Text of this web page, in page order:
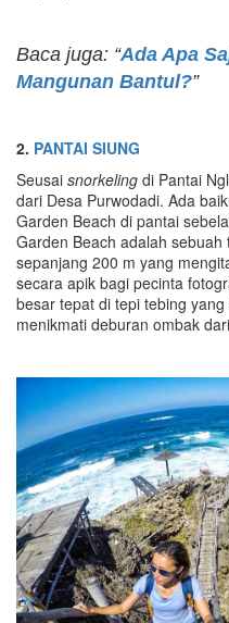
Baca juga: “Ada Apa
Mangunan Bantul?”
2. PANTAI SIUNG
Seusai snorkeling di Pantai
dari Desa Purwodadi. Ada
Garden Beach di pantai
Garden Beach adalah
sepanjang 200 m yang
secara apik bagi pecinta
besar tepat di tepi tebing
menikmati deburan ombak